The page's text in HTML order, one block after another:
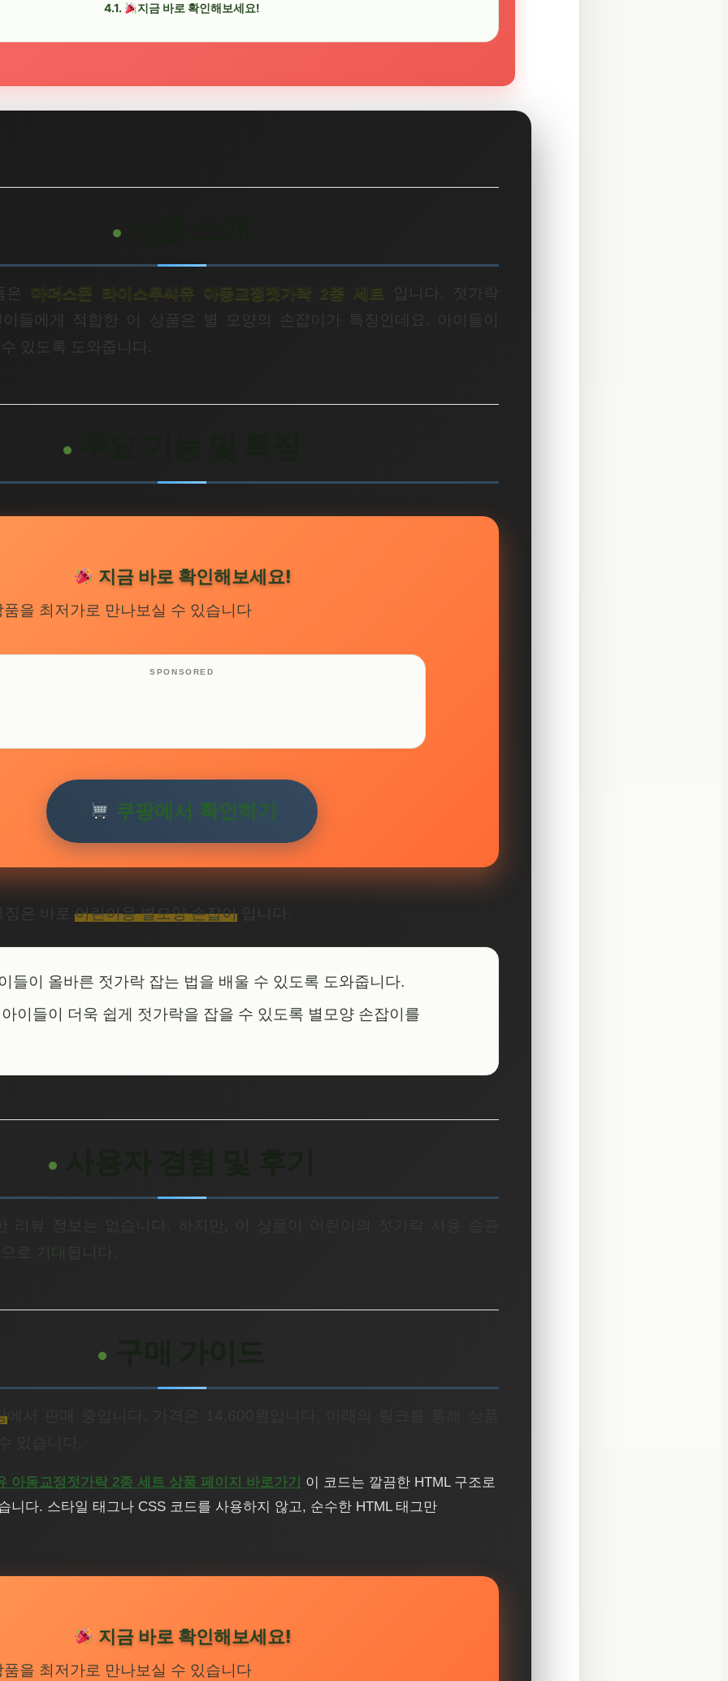
지금 바로 확인해보세요!
은 마더스콘 라이스투씨유 아동교정젓가락 2종 세트 입니다. 젓가락
들에게 적합한 이 상품은 별 모양의 손잡이가 특징인데요. 아이들이
있도록 도와줍니다.
지금 바로 확인해보세요!
을 최저가로 만나보실 수 있습니다
쿠팡에서 확인하기
은 바로 어린이용 별모양 손잡이 입니다.
들이 올바른 젓가락 잡는 법을 배울 수 있도록 도와줍니다.
이들이 더욱 쉽게 젓가락을 잡을 수 있도록 별모양 손잡이를
리뷰 정보는 없습니다. 하지만, 이 상품이 어린이의 젓가락 사용 습관
에서 판매 중입니다. 가격은 14,600원입니다. 아래의 링크를 통해 상품
아동교정젓가락 2종 세트 상품 페이지 바로가기
이 코드는 깔끔한 HTML 구조로
니다. 스타일 태그나 CSS 코드를 사용하지 않고, 순수한 HTML 태그만
지금 바로 확인해보세요!
을 최저가로 만나보실 수 있습니다